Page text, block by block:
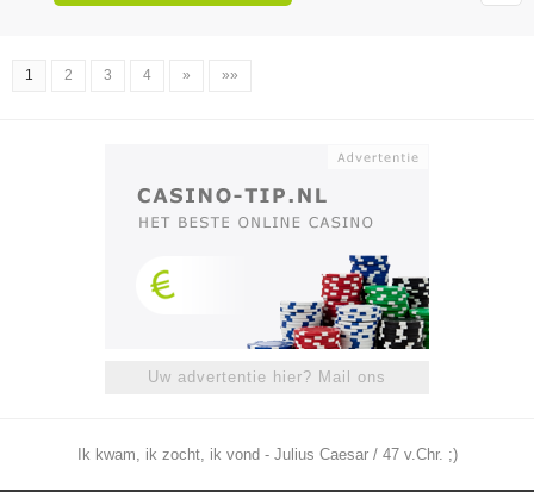
1 2 3 4 » »»
Uw advertentie hier? Mail ons
Ik kwam, ik zocht, ik vond - Julius Caesar / 47 v.Chr. ;)